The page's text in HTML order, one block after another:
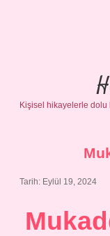
Kişisel hikayelerle dolu
Tarih: Eylül 19, 2024